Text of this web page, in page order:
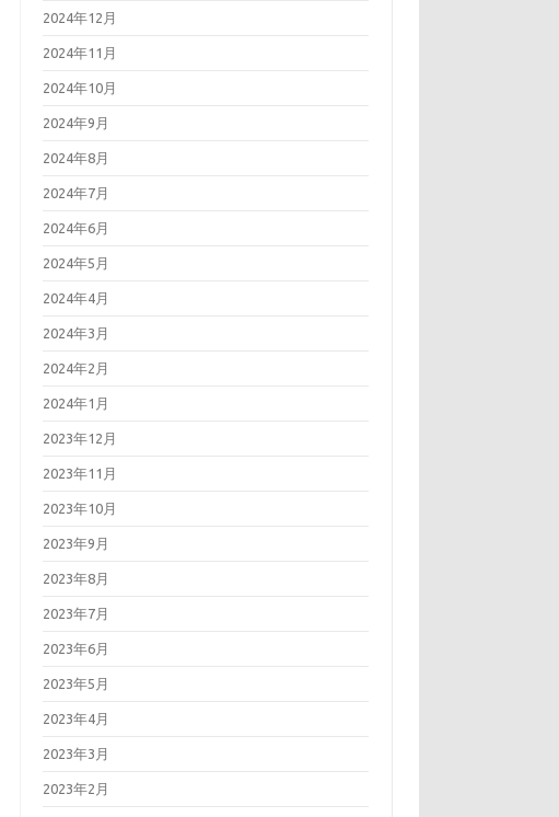
2024年12月
2024年11月
2024年10月
2024年9月
2024年8月
2024年7月
2024年6月
2024年5月
2024年4月
2024年3月
2024年2月
2024年1月
2023年12月
2023年11月
2023年10月
2023年9月
2023年8月
2023年7月
2023年6月
2023年5月
2023年4月
2023年3月
2023年2月